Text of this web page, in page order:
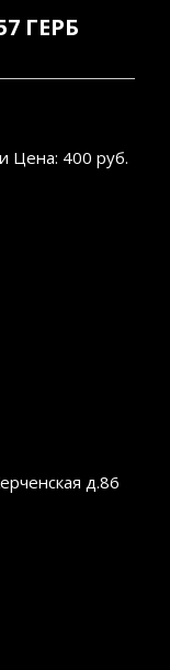
ГЕРБ
Цена: 400 руб.
д.86